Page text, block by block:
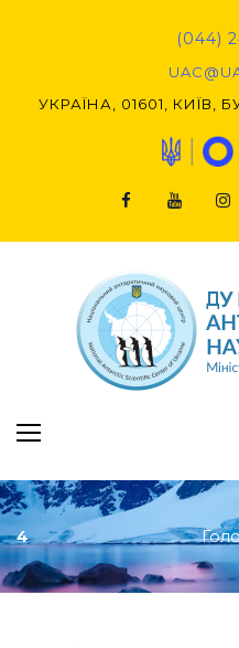
(044)
УКРАЇНА, 01601, КИЇВ,
4